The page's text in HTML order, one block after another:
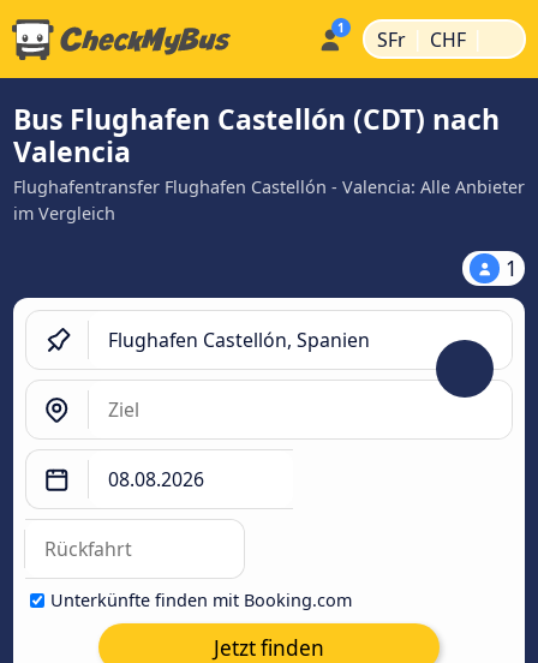
SFr | CHF |
Bus Flughafen Castellón (CDT) nach
Valencia
Flughafentransfer Flughafen Castellón - Valencia: Alle Anbieter
im Vergleich
1
Unterkünfte finden mit Booking.com
Jetzt finden